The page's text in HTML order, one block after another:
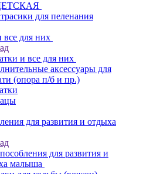
для пеленания
все для них
и все для них
аксессуары для
(опора п/б и пр.)
для развития и отдыха
для развития и
малыша